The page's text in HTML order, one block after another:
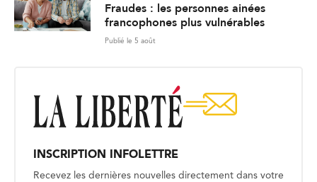
Fraudes : les personnes ainées
francophones plus vulnérables
Publié le 5 août
INSCRIPTION INFOLETTRE
Recevez les dernières nouvelles directement dans votre